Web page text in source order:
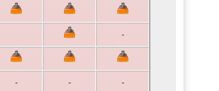
-
- - -